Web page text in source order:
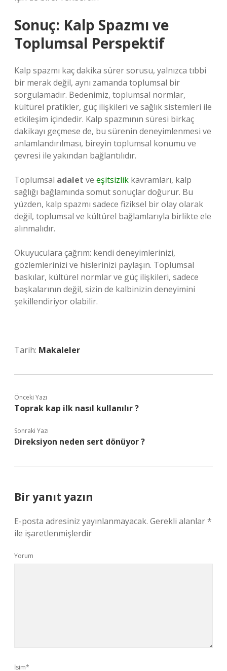
Sonuç: Kalp Spazmı ve
Toplumsal Perspektif
Kalp spazmı kaç dakika sürer sorusu, yalnızca tıbbi
bir merak değil, aynı zamanda toplumsal bir
sorgulamadır. Bedenimiz, toplumsal normlar,
kültürel pratikler, güç ilişkileri ve sağlık sistemleri ile
etkileşim içindedir. Kalp spazmının süresi birkaç
dakikayı geçmese de, bu sürenin deneyimlenmesi ve
anlamlandırılması, bireyin toplumsal konumu ve
çevresi ile yakından bağlantılıdır.
Toplumsal adalet ve eşitsizlik kavramları, kalp
sağlığı bağlamında somut sonuçlar doğurur. Bu
yüzden, kalp spazmı sadece fiziksel bir olay olarak
değil, toplumsal ve kültürel bağlamlarıyla birlikte ele
alınmalıdır.
Okuyuculara çağrım: kendi deneyimlerinizi,
gözlemlerinizi ve hislerinizi paylaşın. Toplumsal
baskılar, kültürel normlar ve güç ilişkileri, sadece
başkalarının değil, sizin de kalbinizin deneyimini
şekillendiriyor olabilir.
Tarih: Makaleler
Önceki Yazı
Toprak kap ilk nasıl kullanılır ?
Sonraki Yazı
Direksiyon neden sert dönüyor ?
Bir yanıt yazın
E-posta adresiniz yayınlanmayacak. Gerekli alanlar*
ile işaretlenmişlerdir
Yorum
İsim*